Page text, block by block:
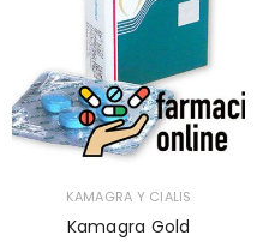
deseos
KAMAGRA Y CIALIS
Kamagra Gold